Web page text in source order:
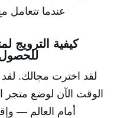
عندما تتعامل
كيفية الترويج
لقد اخترت مجالك.
الوقت الآن لوضع متجر
أمام العالم —